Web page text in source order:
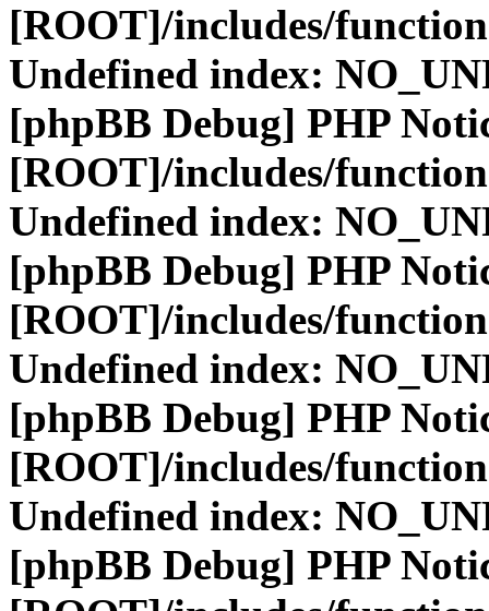
[ROOT]/includes/
Undefined index:
[phpBB Debug] PHP
[ROOT]/includes/
Undefined index:
[phpBB Debug] PHP
[ROOT]/includes/
Undefined index:
[phpBB Debug] PHP
[ROOT]/includes/
Undefined index:
[phpBB Debug] PHP